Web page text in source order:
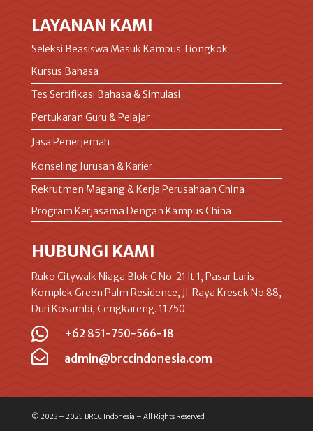
LAYANAN KAMI
Seleksi Beasiswa Masuk Kampus Tiongkok
Kursus Bahasa
Tes Sertifikasi Bahasa & Simulasi
Pertukaran Guru & Pelajar
Jasa Penerjemah
Konseling Jurusan & Karier
Rekrutmen Magang & Kerja Perusahaan China
Program Kerjasama Dengan Kampus China
HUBUNGI KAMI
Ruko Citywalk Niaga Blok C No. 21 lt 1, Pasar Laris
Komplek Green Palm Residence, Jl. Raya Kresek No.88,
Duri Kosambi, Cengkareng. 11750
 +62 851-750-566-18
 admin@brccindonesia.com
© 2023 – 2025 BRCC Indonesia – All Rights Reserved